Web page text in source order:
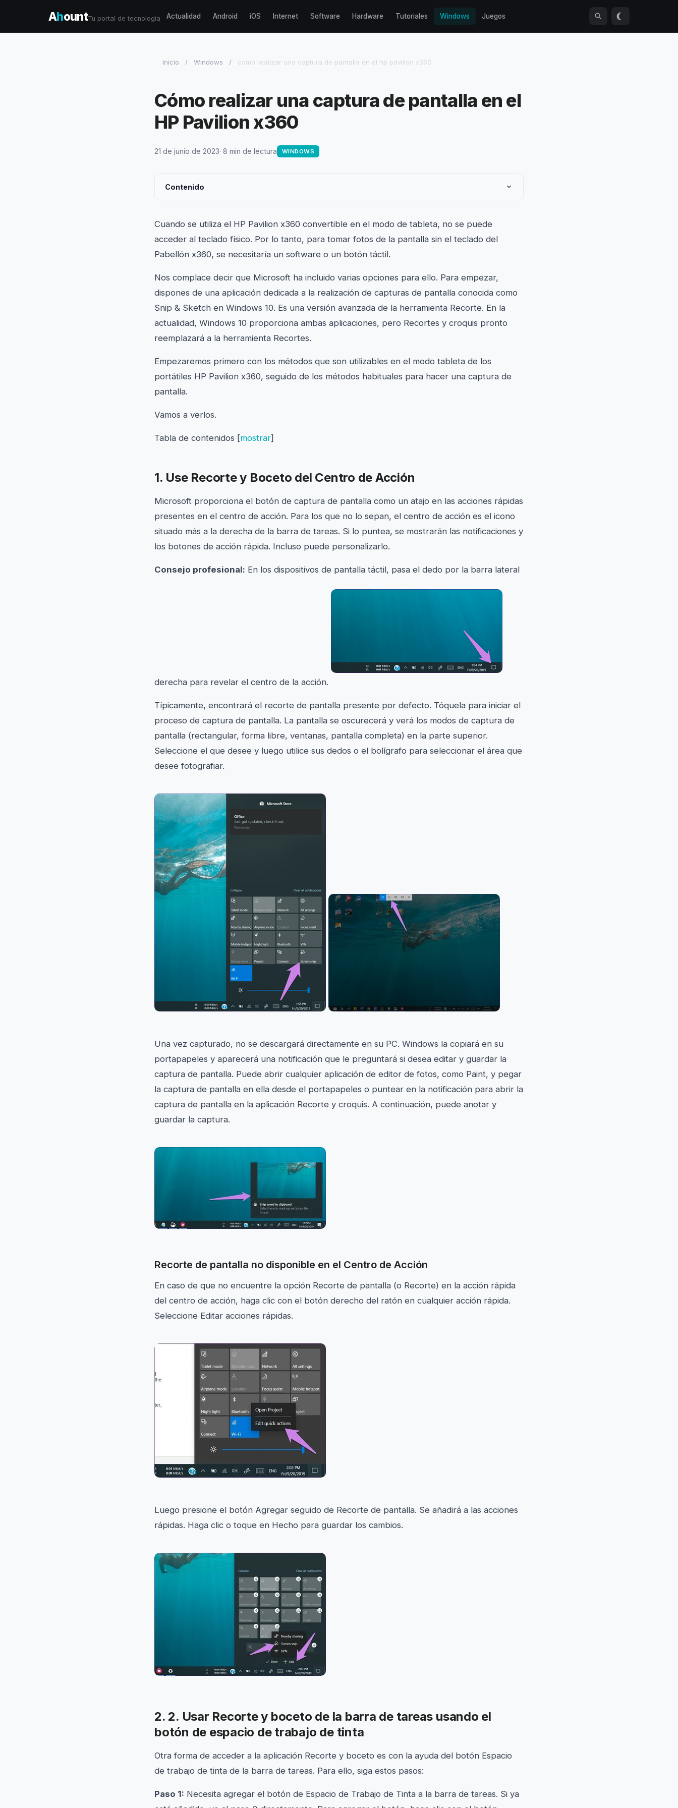
AhountTu portal de tecnología Actualidad Android iOS Internet Software Hardware Tutoriales Windows Juegos
Inicio / Windows / como realizar una captura de pantalla en el hp pavilion x360
Cómo realizar una captura de pantalla en el
HP Pavilion x360
21 de junio de 2023· 8 min de lectura WINDOWS
Contenido
Cuando se utiliza el HP Pavilion x360 convertible en el modo de tableta, no se puede
acceder al teclado físico. Por lo tanto, para tomar fotos de la pantalla sin el teclado del
Pabellón x360, se necesitaría un software o un botón táctil.
Nos complace decir que Microsoft ha incluido varias opciones para ello. Para empezar,
dispones de una aplicación dedicada a la realización de capturas de pantalla conocida como
Snip & Sketch en Windows 10. Es una versión avanzada de la herramienta Recorte. En la
actualidad, Windows 10 proporciona ambas aplicaciones, pero Recortes y croquis pronto
reemplazará a la herramienta Recortes.
Empezaremos primero con los métodos que son utilizables en el modo tableta de los
portátiles HP Pavilion x360, seguido de los métodos habituales para hacer una captura de
pantalla.
Vamos a verlos.
Tabla de contenidos [mostrar]
1. Use Recorte y Boceto del Centro de Acción
Microsoft proporciona el botón de captura de pantalla como un atajo en las acciones rápidas
presentes en el centro de acción. Para los que no lo sepan, el centro de acción es el icono
situado más a la derecha de la barra de tareas. Si lo puntea, se mostrarán las notificaciones y
los botones de acción rápida. Incluso puede personalizarlo.
Consejo profesional: En los dispositivos de pantalla táctil, pasa el dedo por la barra lateral
derecha para revelar el centro de la acción.
Típicamente, encontrará el recorte de pantalla presente por defecto. Tóquela para iniciar el
proceso de captura de pantalla. La pantalla se oscurecerá y verá los modos de captura de
pantalla (rectangular, forma libre, ventanas, pantalla completa) en la parte superior.
Seleccione el que desee y luego utilice sus dedos o el bolígrafo para seleccionar el área que
desee fotografiar.
Una vez capturado, no se descargará directamente en su PC. Windows la copiará en su
portapapeles y aparecerá una notificación que le preguntará si desea editar y guardar la
captura de pantalla. Puede abrir cualquier aplicación de editor de fotos, como Paint, y pegar
la captura de pantalla en ella desde el portapapeles o puntear en la notificación para abrir la
captura de pantalla en la aplicación Recorte y croquis. A continuación, puede anotar y
guardar la captura.
Recorte de pantalla no disponible en el Centro de Acción
En caso de que no encuentre la opción Recorte de pantalla (o Recorte) en la acción rápida
del centro de acción, haga clic con el botón derecho del ratón en cualquier acción rápida.
Seleccione Editar acciones rápidas.
Luego presione el botón Agregar seguido de Recorte de pantalla. Se añadirá a las acciones
rápidas. Haga clic o toque en Hecho para guardar los cambios.
2. 2. Usar Recorte y boceto de la barra de tareas usando el
botón de espacio de trabajo de tinta
Otra forma de acceder a la aplicación Recorte y boceto es con la ayuda del botón Espacio
de trabajo de tinta de la barra de tareas. Para ello, siga estos pasos:
Paso 1: Necesita agregar el botón de Espacio de Trabajo de Tinta a la barra de tareas. Si ya